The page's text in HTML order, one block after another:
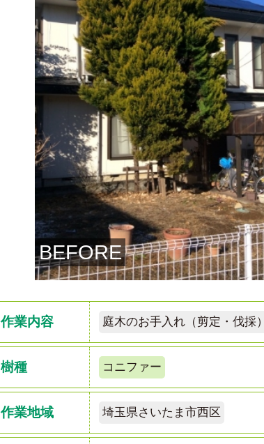
BEFORE
作業内容 庭木のお手入れ（剪定・伐採）
樹種 コニファー
作業地域 埼玉県さいたま市西区